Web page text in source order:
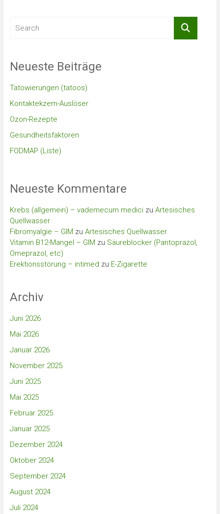
Neueste Beiträge
Tätowierungen (tatoos)
Kontaktekzem-Auslöser
Ozon-Rezepte
Gesundheitsfaktoren
FODMAP (Liste)
Neueste Kommentare
Krebs (allgemein) – vademecum medicizu Artesisches
Quellwasser
Fibromyalgie – GIM zu Artesisches Quellwasser
Vitamin B12-Mangel – GIM zu Säureblocker (Pantoprazol,
Omeprazol, etc)
Erektionsstörung – intimed zu E-Zigarette
Archiv
Juni 2026
Mai 2026
Januar 2026
November 2025
Juni 2025
Mai 2025
Februar 2025
Januar 2025
Dezember 2024
Oktober 2024
September 2024
August 2024
Juli 2024